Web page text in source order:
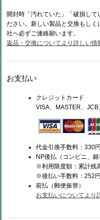
開封時「汚れていた」「破損し
ださい。新しい製品と交換もし
社へ必ずご連絡願います。
返品・交換についてより詳しい情
お支払い
クレジットカード
VISA、MASTER、
代金引換手数料：330
NP後払（コンビニ、銀
※利用限度額：累計残
※後払い手数料：252
前払（郵便振替）
お支払いについてより